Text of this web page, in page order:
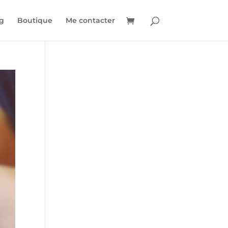
Boutique Me contacter